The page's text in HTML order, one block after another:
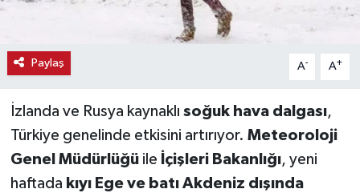
Paylaş A- A+
İzlanda ve Rusya kaynaklı soğuk hava dalgası,
Türkiye genelinde etkisini artırıyor. Meteoroloji
Genel Müdürlüğüile İçişleri Bakanlığı, yeni
haftada kıyı Ege ve batı Akdeniz dışında
Seri İlan
Siyaset
Spor